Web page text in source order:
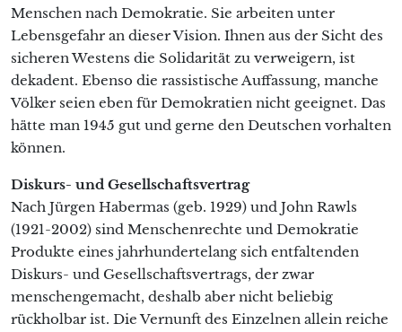
Menschen nach Demokratie. Sie arbeiten unter
Lebensgefahr an dieser Vision. Ihnen aus der Sicht des
sicheren Westens die Solidarität zu verweigern, ist
dekadent. Ebenso die rassistische Auffassung, manche
Völker seien eben für Demokratien nicht geeignet. Das
hätte man 1945 gut und gerne den Deutschen vorhalten
können.
Diskurs- und Gesellschaftsvertrag
Nach Jürgen Habermas (geb. 1929) und John Rawls
(1921-2002) sind Menschenrechte und Demokratie
Produkte eines jahrhundertelang sich entfaltenden
Diskurs- und Gesellschaftsvertrags, der zwar
menschengemacht, deshalb aber nicht beliebig
rückholbar ist. Die Vernunft des Einzelnen allein reiche